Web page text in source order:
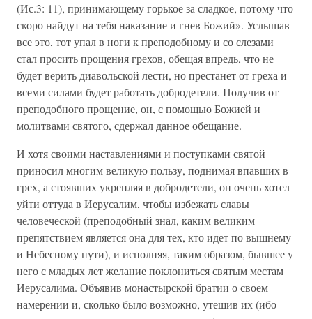
(Ис.3: 11), принимающему горькое за сладкое, потому что
скоро найдут на тебя наказание и гнев Божий». Услышав
все это, тот упал в ноги к преподобному и со слезами
стал просить прощения грехов, обещая впредь, что не
будет верить диавольской лести, но престанет от греха и
всеми силами будет работать добродетели. Получив от
преподобного прощение, он, с помощью Божией и
молитвами святого, сдержал данное обещание.
И хотя своими наставлениями и поступками святой
приносил многим великую пользу, поднимая впавших в
грех, а стоявших укрепляя в добродетели, он очень хотел
уйти оттуда в Иерусалим, чтобы избежать славы
человеческой (преподобный знал, каким великим
препятствием является она для тех, кто идет по вышнему
и Небесному пути), и исполняя, таким образом, бывшее у
него с младых лет желание поклониться святым местам
Иерусалима. Объявив монастырской братии о своем
намерении и, сколько было возможно, утешив их (ибо